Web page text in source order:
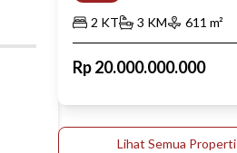
2 KT 3 KM 611 m²
Rp20.000.000.000
Lihat Semua Properti